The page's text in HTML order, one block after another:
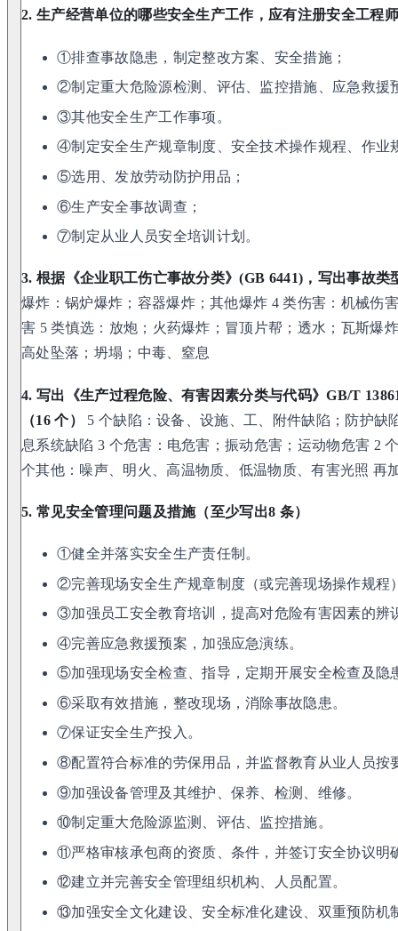
2. 生产经营单位的哪些安全生产工作，应有注册安全工程
①排查事故隐患，制定整改方案、安全措施；
②制定重大危险源检测、评估、监控措施、应急救援
③其他安全生产工作事项。
④制定安全生产规章制度、安全技术操作规程、作业
⑤选用、发放劳动防护用品；
⑥生产安全事故调查；
⑦制定从业人员安全培训计划。
3. 根据《企业职工伤亡事故分类》(GB 6441)，写出事故类
爆炸：锅炉爆炸；容器爆炸；其他爆炸 4 类伤害：机械伤
害 5 类慎选：放炮；火药爆炸；冒顶片帮；透水；瓦斯爆
高处坠落；坍塌；中毒、窒息
4. 写出《生产过程危险、有害因素分类与代码》GB/T
（16 个）
5 个缺陷：设备、设施、工、附件缺陷；防护缺
息系统缺陷 3 个危害：电危害；振动危害；运动物危害 2
个其他：噪声、明火、高温物质、低温物质、有害光照 再
5. 常见安全管理问题及措施（至少写出8 条）
①健全并落实安全生产责任制。
②完善现场安全生产规章制度（或完善现场操作规程
③加强员工安全教育培训，提高对危险有害因素的辨
④完善应急救援预案，加强应急演练。
⑤加强现场安全检查、指导，定期开展安全检查及隐
⑥采取有效措施，整改现场，消除事故隐患。
⑦保证安全生产投入。
⑧配置符合标准的劳保用品，并监督教育从业人员按
⑨加强设备管理及其维护、保养、检测、维修。
⑩制定重大危险源监测、评估、监控措施。
⑪严格审核承包商的资质、条件，并签订安全协议明
⑫建立并完善安全管理组织机构、人员配置。
⑬加强安全文化建设、安全标准化建设、双重预防机